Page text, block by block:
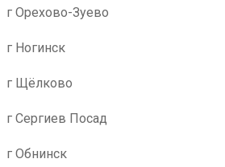
г Орехово-Зуево
г Ногинск
г Щёлково
г Сергиев Посад
г Обнинск